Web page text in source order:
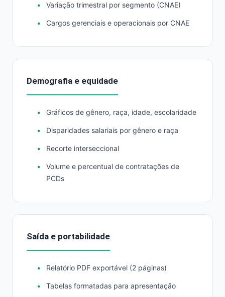
Variação trimestral por segmento (CNAE)
Cargos gerenciais e operacionais por CNAE
Demografia e equidade
Gráficos de gênero, raça, idade, escolaridade
Disparidades salariais por gênero e raça
Recorte interseccional
Volume e percentual de contratações de
PCDs
Saída e portabilidade
Relatório PDF exportável (2 páginas)
Tabelas formatadas para apresentação